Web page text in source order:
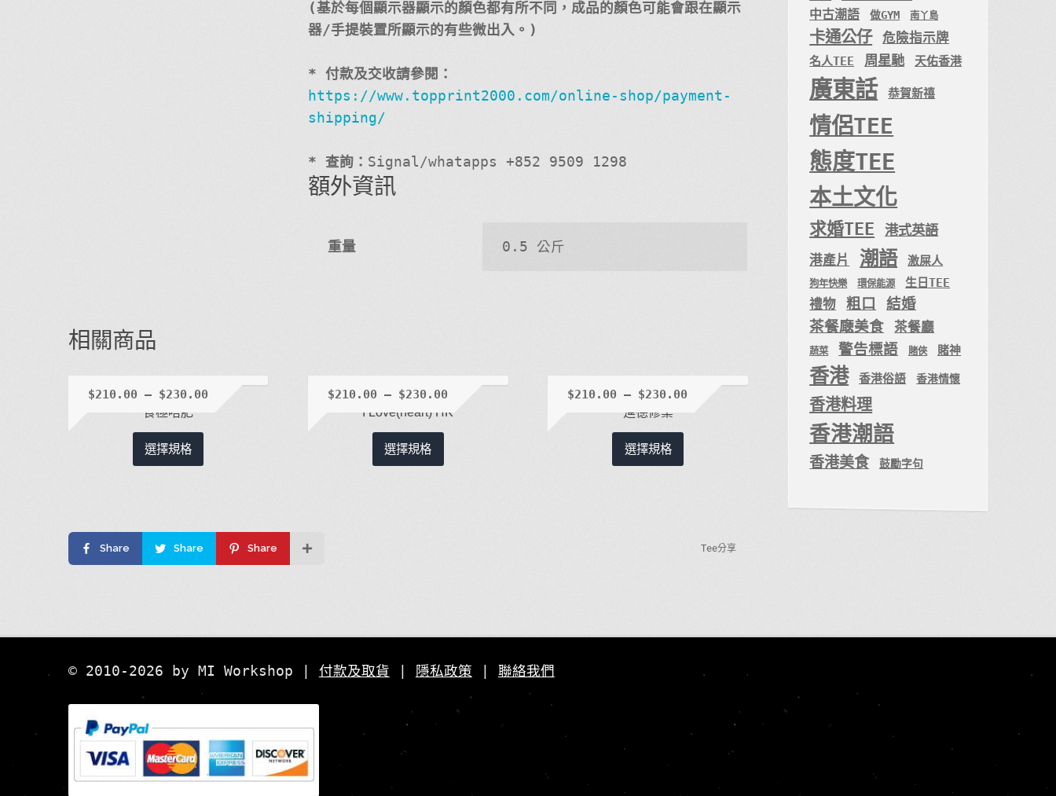
(基於每個顯示器顯示的顏色都有所不同，成品的顏色可能會跟在顯示
器/手提裝置所顯示的有些微出入。)
* 付款及交收請參閱：
https://www.topprint2000.com/online-shop/payment-
shipping/
* 查詢： Signal/whatapps +852 9509 1298
額外資訊
重量 0.5 公斤
相關商品
食極唔肥
$210.00 – $230.00
選擇規格
種
款
頁
選
選
項
I Love(heart) HK
$210.00 – $230.00
選擇規格
頁
進德修業
$210.00 – $230.00
選擇規格
Share Share Share Tee分享
中古潮語
做GYM 南丫島
卡通公仔 危險指示牌
名人TEE 周星馳 天佑香港
廣東話 恭賀新禧
情侶TEE
態度TEE
本土文化
求婚TEE 港式英語
港產片 潮語 激屎人
狗年快樂 環保能源 生日TEE
禮物 粗口
結婚
茶餐廰美食
茶餐廳
蔬菜 警告標語 賭俠 賭神
香港 香港俗語 香港情懷
香港料理
香港潮語
香港美食 鼓勵字句
© 2010-2026 by MI Workshop | 付款及取貨 隱私政策 聯絡我們